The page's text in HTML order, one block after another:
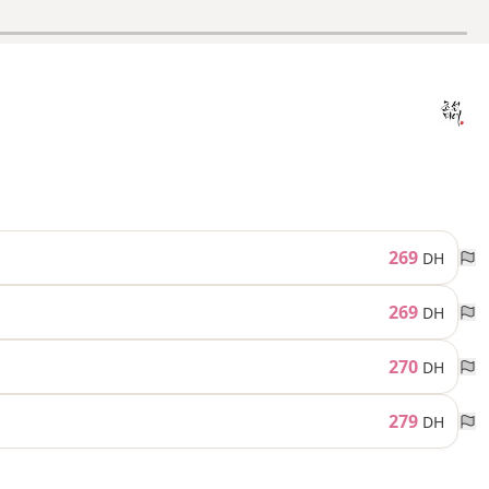
269 DH
269 DH
270 DH
279 DH